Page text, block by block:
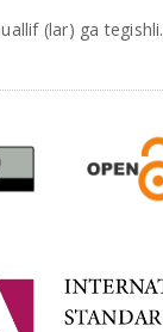
(lar) ga tegishli.